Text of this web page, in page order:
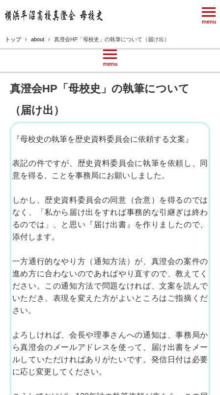
トップ › about › 真澄会HP「母校史」の執筆について（届け出）
真澄会HP「母校史」の執筆について
（届け出）
『母校史の執筆を歴史資料委員会に依頼する文案』
表記の件ですが、歴史資料委員会に執筆を依頼し、同
意を得る、ことを事務局にお願いしました。
しかし、歴史資料委員会の同意（合意）を得るのでは
なく、「私から届け出をすれば事務的な引継ぎは終わ
るのでは」、と思い『届け出書』を作りましたので、
添付します。
一方通行的なやり方（通知方法）が、真澄会の案件の
進め方に合わないのであればやり直すので、教えてく
ださい。この通知方法で問題なければ、文案を読んで
いただき、表現を変えた方がよいところはご指摘くだ
さい。
よろしければ、会長や理事さんへの通知は、事務局か
ら真澄会のメールアドレスを使って、届け出書をメー
ルしていただければありがたいです。発信日付は必要
に応じ変更してください。